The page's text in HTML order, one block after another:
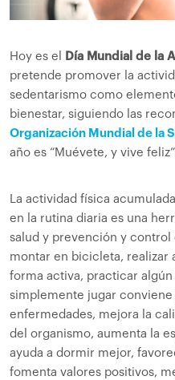
Hoy es el Día Mundial de la
pretende promover la
sedentarismo como
bienestar, siguiendo las
Organización Mundial de la
año es “Muévete, y vive
La actividad física
en la rutina diaria es una
salud y prevención y control
montar en bicicleta, realizar
forma activa, practicar
simplemente jugar
enfermedades, mejora la
del organismo, aumenta la
ayuda a dormir mejor,
fomenta valores positivos,